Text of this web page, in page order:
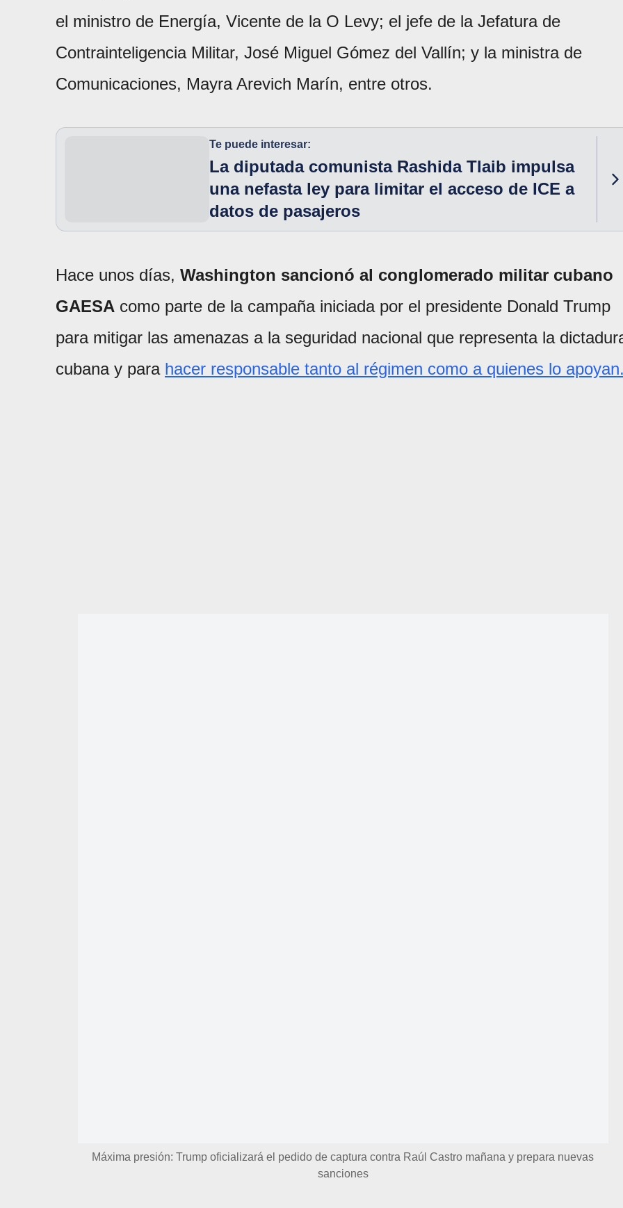
el ministro de Energía, Vicente de la O Levy; el jefe de la Jefatura de
Contrainteligencia Militar, José Miguel Gómez del Vallín; y la ministra de
Comunicaciones, Mayra Arevich Marín, entre otros.
Te puede interesar:
La diputada comunista Rashida Tlaib impulsa
una nefasta ley para limitar el acceso de ICE a
datos de pasajeros
Hace unos días, Washington sancionó al conglomerado militar cubano
GAESA como parte de la campaña iniciada por el presidente Donald Trump
para mitigar las amenazas a la seguridad nacional que representa la
cubana y para hacer responsable tanto al régimen como a quienes lo
Máxima presión: Trump oficializará el pedido de captura contra Raúl Castro mañana y prepara nuevas
sanciones